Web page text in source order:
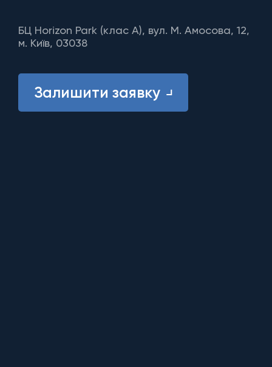
БЦ Horizon Park (клас A), вул. М. Амосова, 12,
м. Київ, 03038
Залишити заявку